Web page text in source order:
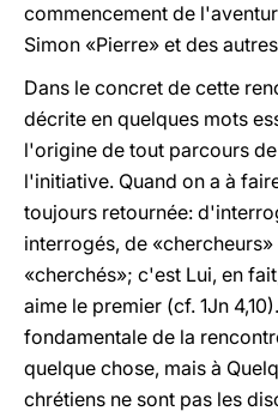
commencement de
Simon «Pierre» et des
Dans le concret de cette
décrite en quelques mots
l'origine de tout parcours
l'initiative. Quand on a à
toujours retournée:
interrogés, de
«cherchés»; c'est Lui, en
aime le premier (cf. 1Jn
fondamentale de la
quelque chose, mais à
chrétiens ne sont pas les